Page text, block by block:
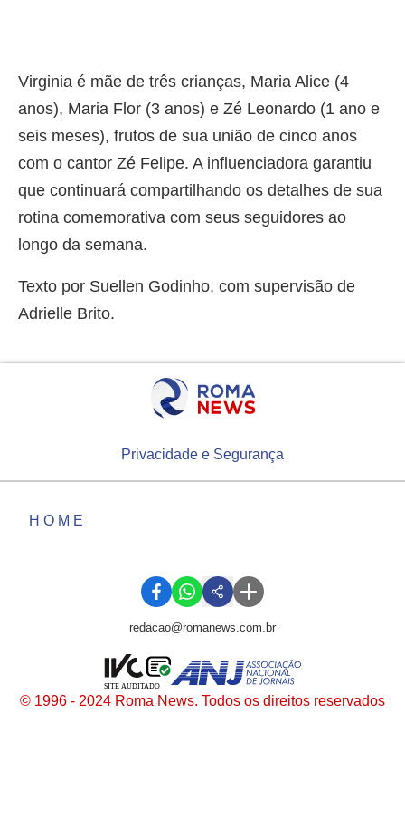
Virginia é mãe de três crianças, Maria Alice (4
anos), Maria Flor (3 anos) e Zé Leonardo (1 ano e
seis meses), frutos de sua união de cinco anos
com o cantor Zé Felipe. A influenciadora garantiu
que continuará compartilhando os detalhes de sua
rotina comemorativa com seus seguidores ao
longo da semana.
Texto por Suellen Godinho, com supervisão de
Adrielle Brito.
Privacidade e Segurança
HOME
redacao@romanews.com.br
© 1996 - 2024 Roma News. Todos os direitos reservados
SITE AUDITADO